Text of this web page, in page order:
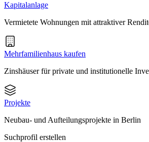
Kapitalanlage
Vermietete Wohnungen mit attraktiver
Mehrfamilienhaus kaufen
Zinshäuser für private und institutionelle
Projekte
Neubau- und Aufteilungsprojekte in Berlin
Suchprofil erstellen